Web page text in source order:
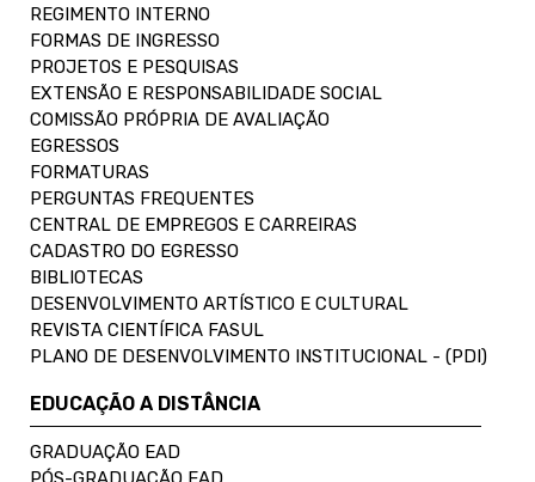
REGIMENTO INTERNO
FORMAS DE INGRESSO
PROJETOS E PESQUISAS
EXTENSÃO E RESPONSABILIDADE SOCIAL
COMISSÃO PRÓPRIA DE AVALIAÇÃO
EGRESSOS
FORMATURAS
PERGUNTAS FREQUENTES
CENTRAL DE EMPREGOS E CARREIRAS
CADASTRO DO EGRESSO
BIBLIOTECAS
DESENVOLVIMENTO ARTÍSTICO E CULTURAL
REVISTA CIENTÍFICA FASUL
PLANO DE DESENVOLVIMENTO INSTITUCIONAL - (PDI)
EDUCAÇÃO A DISTÂNCIA
GRADUAÇÃO EAD